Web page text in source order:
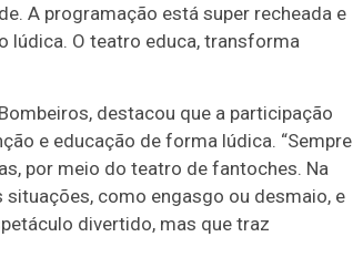
A programação está super recheada e
lúdica. O teatro educa, transforma
destacou que a participação
e educação de forma lúdica. “Sempre
por meio do teatro de fantoches. Na
como engasgo ou desmaio, e
divertido, mas que traz